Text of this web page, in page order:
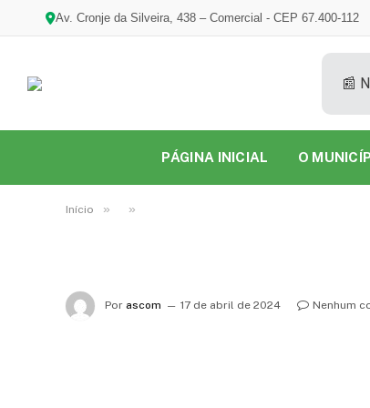
Av. Cronje da Silveira, 438 – Comercial - CEP 67.400-112
📰
PÁGINA INICIAL O
Início » »
Por ascom 17 de abril de 2024 Nenhum